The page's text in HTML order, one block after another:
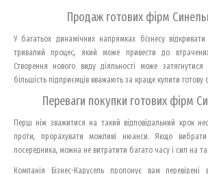
Продаж готових фірм
У багатьох динамічних напрямках бізнесу
тривалий процес, який може привести до
Створення нового виду діяльності може
більшість підприємців вважають за краще купити готову
Переваги покупки готових фірм
Перш ніж зважитися на такий відповідальний крок
проти, прорахувати можливі нюанси. Якщо
посередника, можна не витратити багато часу і сил на
Компанія Бізнес-Карусель пропонує вам